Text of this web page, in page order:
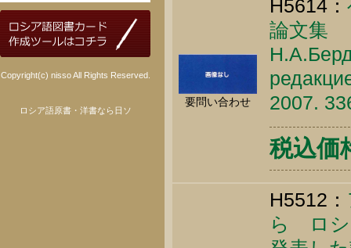
Copyright(c) nisso All Rights Reserved.
ロシア語原書・洋書なら日ソ
要問い合わせ
H5614：
論文集
2007.
税込価
H5512：
ら ロシ